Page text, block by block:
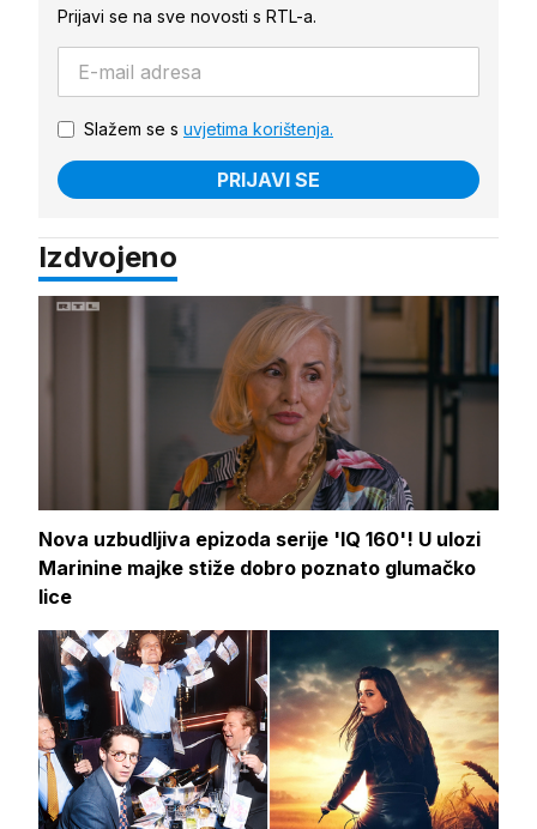
Prijavi se na sve novosti s RTL-a.
Slažem se s uvjetima korištenja.
PRIJAVI SE
Izdvojeno
Nova uzbudljiva epizoda serije 'IQ 160'! U ulozi
Marinine majke stiže dobro poznato glumačko
lice